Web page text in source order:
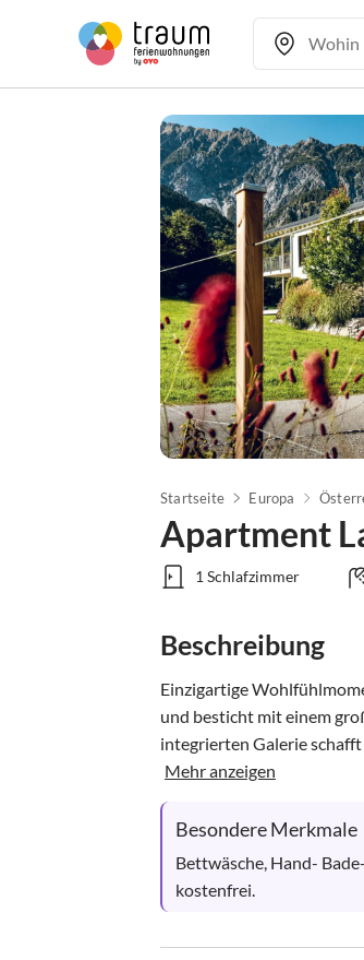
Startseite Europa
Apartment
1 Schlafzimmer
Beschreibung
Einzigartige
und besticht mit einem
integrierten Galerie
Mehr anzeigen
Besondere Merkmale
Bettwäsche, Hand-
kostenfrei.